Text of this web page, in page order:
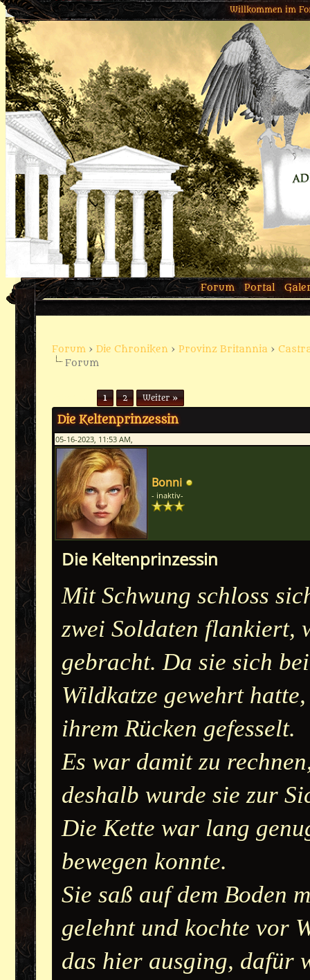
Willkommen im
Forum Portal
Forum › Die Chroniken › Provinz Britannia ›
Forum
1 2 Weiter »
Die Keltenprinzessin
05-16-2023, 11:53 AM,
Bonni
- inaktiv-
Die Keltenprinzessin
Mit Schwung schloss
zwei Soldaten flankiert,
gebracht. Da sie sich
Wildkatze gewehrt
ihrem Rücken gefesselt.
Es war damit zu
deshalb wurde sie zur
Die Kette war lang
bewegen konnte.
Sie saß auf dem Boden
gelehnt und kochte vor
das hier ausging, dafür